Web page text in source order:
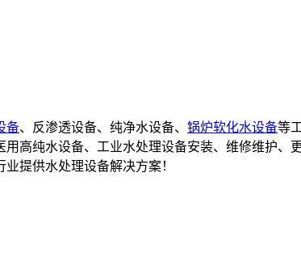
备、反渗透设备、纯净水设备、 锅炉软化水设备等
高纯水设备、工业水处理设备安装、维修维护、
提供水处理设备解决方案！